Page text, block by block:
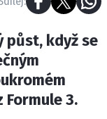
je
půst, když se
3.